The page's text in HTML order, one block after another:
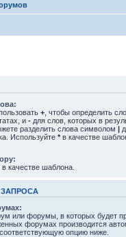
+ , чтобы определить
и - для слов, которых в
разделить слова символом |
Используйте * в качестве
качестве шаблона.
или форумы, в которых будет
форумах производится
опцию ниже.